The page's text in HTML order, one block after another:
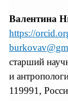
Валентина
https://
старший
и
119991,